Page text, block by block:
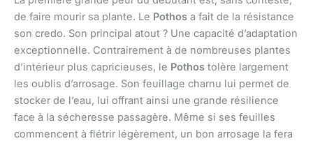
de faire mourir sa plante. Le Pothos a fait de la résistance
son credo. Son principal atout ? Une capacité d’adaptation
exceptionnelle. Contrairement à de nombreuses plantes
d’intérieur plus capricieuses, le Pothos tolère largement
les oublis d’arrosage. Son feuillage charnu lui permet de
stocker de l’eau, lui offrant ainsi une grande résilience
face à la sécheresse passagère. Même si ses feuilles
commencent à flétrir légèrement, un bon arrosage la fera